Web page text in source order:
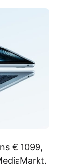
€ 1099,